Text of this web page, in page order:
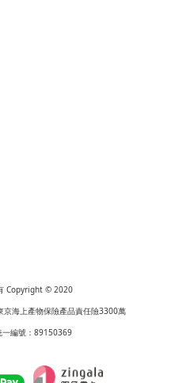
Copyright © 2020
京海上產物保險產品責任險3300萬
一編號：89150369